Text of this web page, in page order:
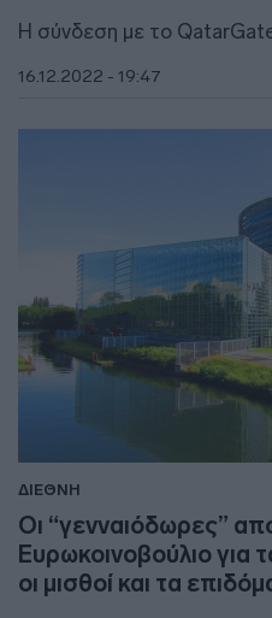
Η σύνδεση με το QatarGate
16.12.2022 - 19:47
ΔΙΕΘΝΗ
Οι “γενναιόδωρες”
Ευρωκοινοβούλιο για
οι μισθοί και τα